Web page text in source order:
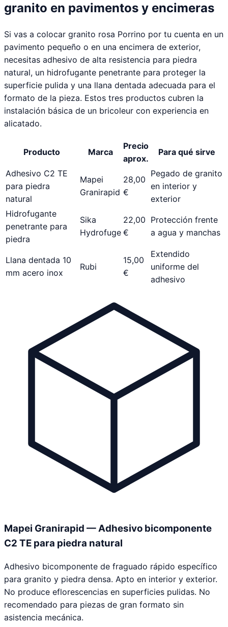
granito en pavimentos y encimeras
Si vas a colocar granito rosa Porrino por tu cuenta en un
pavimento pequeño o en una encimera de exterior,
necesitas adhesivo de alta resistencia para piedra
natural, un hidrofugante penetrante para proteger la
superficie pulida y una llana dentada adecuada para el
formato de la pieza. Estos tres productos cubren la
instalación básica de un bricoleur con experiencia en
alicatado.
Producto Marca
Precio
aprox.
Para qué sirve
Adhesivo C2 TE
para piedra
natural
Mapei
Granirapid
28,00
€
Pegado de granito
en interior y
exterior
Hidrofugante
penetrante para
piedra
Sika
Hydrofuge
22,00
€
Protección frente
a agua y manchas
Llana dentada 10
mm acero inox
Rubi
15,00
€
Extendido
uniforme del
adhesivo
Mapei Granirapid — Adhesivo bicomponente
C2 TE para piedra natural
Adhesivo bicomponente de fraguado rápido específico
para granito y piedra densa. Apto en interior y exterior.
No produce eflorescencias en superficies pulidas. No
recomendado para piezas de gran formato sin
asistencia mecánica.